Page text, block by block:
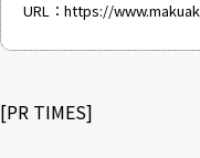
URL： https://
[PR TIMES]